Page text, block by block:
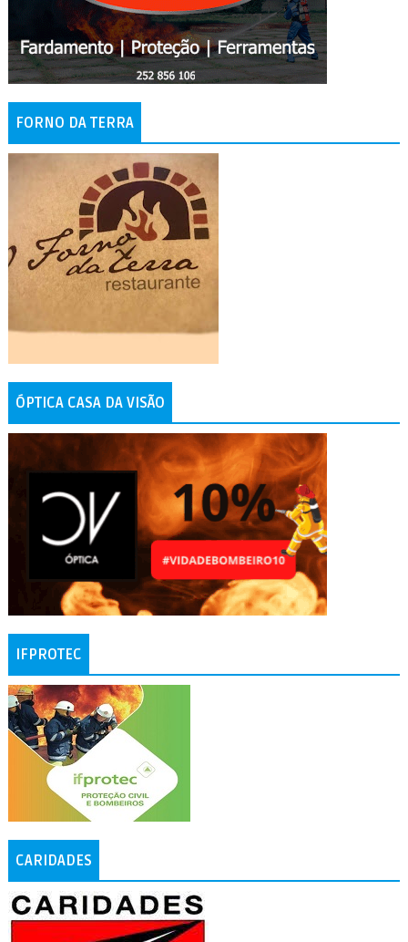
FORNO DA TERRA
ÓPTICA CASA DA VISÃO
IFPROTEC
CARIDADES